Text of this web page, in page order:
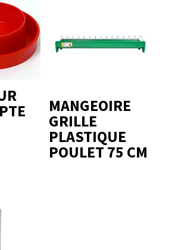
MANGEOIRE
GRILLE
PLASTIQUE
POULET 75 CM